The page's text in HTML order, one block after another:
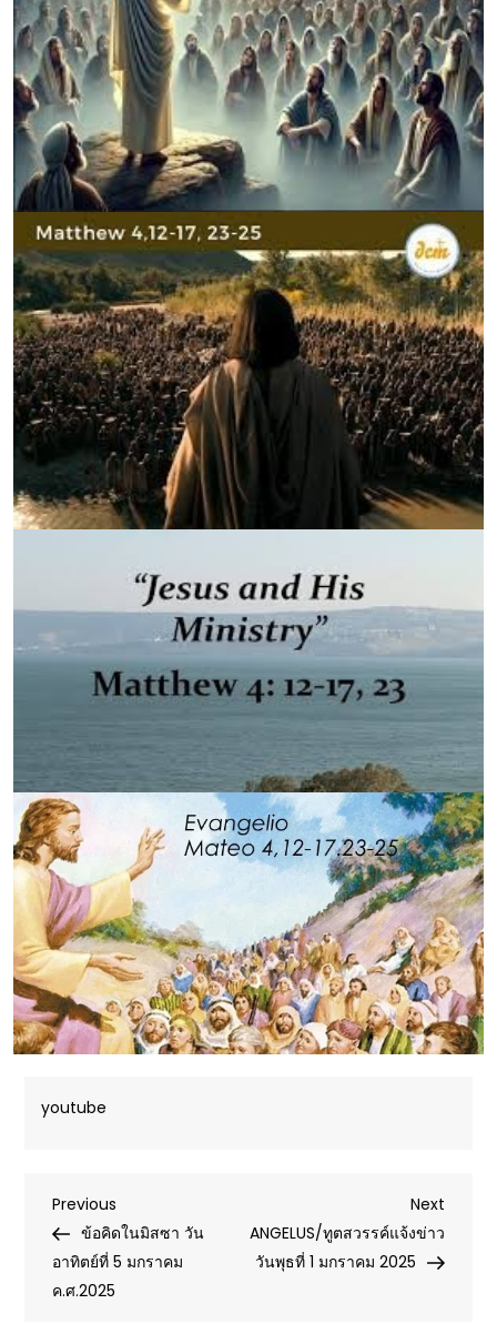
youtube
Post
navigation
Previous
Post
Previous
ข้อคิดในมิสซา วัน
อาทิตย์ที่ 5 มกราคม
ค.ศ.2025
Next
Post
Next
ANGELUS/ทูตสวรรค์แจ้งข่าว
วันพุธที่ 1 มกราคม 2025